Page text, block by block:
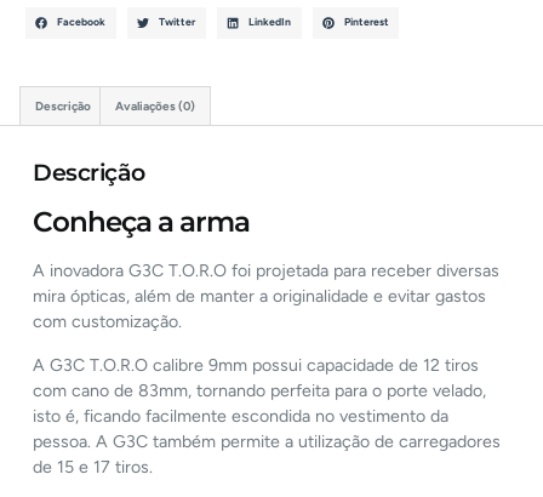
Facebook Twitter LinkedIn Pinterest
Descrição Avaliações (0)
Descrição
Conheça a arma
A inovadora G3C T.O.R.O foi projetada para receber diversas
mira ópticas, além de manter a originalidade e evitar gastos
com customização.
A G3C T.O.R.O calibre 9mm possui capacidade de 12 tiros
com cano de 83mm, tornando perfeita para o porte velado,
isto é, ficando facilmente escondida no vestimento da
pessoa. A G3C também permite a utilização de carregadores
de 15 e 17 tiros.